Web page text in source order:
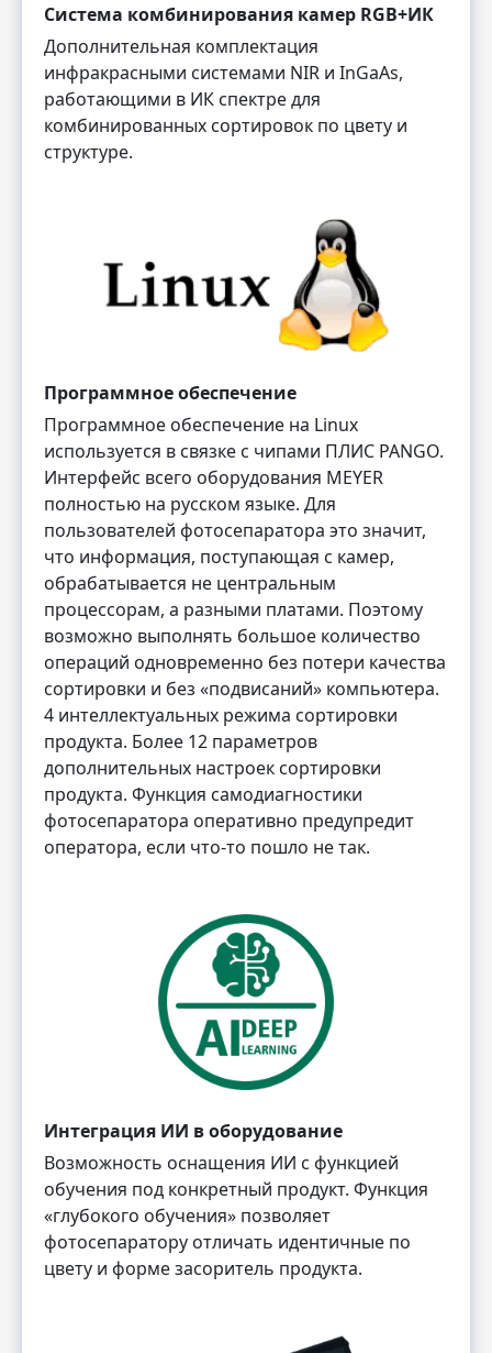
Система комбинирования камер RGB+ИК
Дополнительная комплектация
инфракрасными системами NIR и InGaAs,
работающими в ИК спектре для
комбинированных сортировок по цвету и
структуре.
Программное обеспечение
Программное обеспечение на Linux
используется в связке с чипами ПЛИС PANGO.
Интерфейс всего оборудования MEYER
полностью на русском языке. Для
пользователей фотосепаратора это значит,
что информация, поступающая с камер,
обрабатывается не центральным
процессорам, а разными платами. Поэтому
возможно выполнять большое количество
операций одновременно без потери качества
сортировки и без «подвисаний» компьютера.
4 интеллектуальных режима сортировки
продукта. Более 12 параметров
дополнительных настроек сортировки
продукта. Функция самодиагностики
фотосепаратора оперативно предупредит
оператора, если что-то пошло не так.
Интеграция ИИ в оборудование
Возможность оснащения ИИ с функцией
обучения под конкретный продукт. Функция
«глубокого обучения» позволяет
фотосепаратору отличать идентичные по
цвету и форме засоритель продукта.